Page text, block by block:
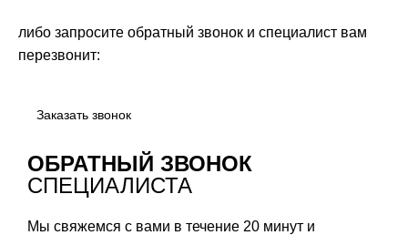
либо запросите обратный звонок и специалист вам
перезвонит:
Заказать звонок
ОБРАТНЫЙ ЗВОНОК
СПЕЦИАЛИСТА
Мы свяжемся с вами в течение 20 минут и